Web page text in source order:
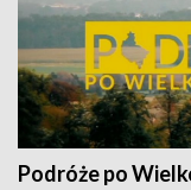
Podróże po